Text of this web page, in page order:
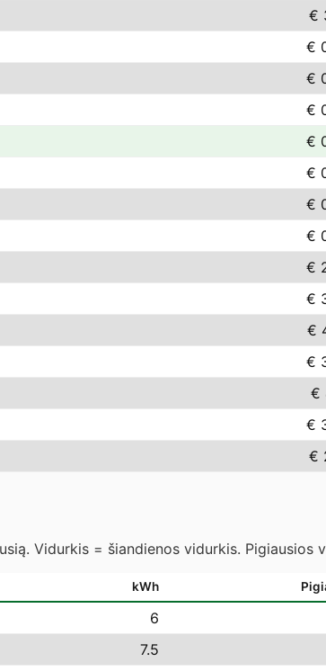
€
€
€
€
€
€
€
€
€
€
€
€
€
€
€
Vidurkis = šiandienos vidurkis. Pigiausios
kWh
6
7.5